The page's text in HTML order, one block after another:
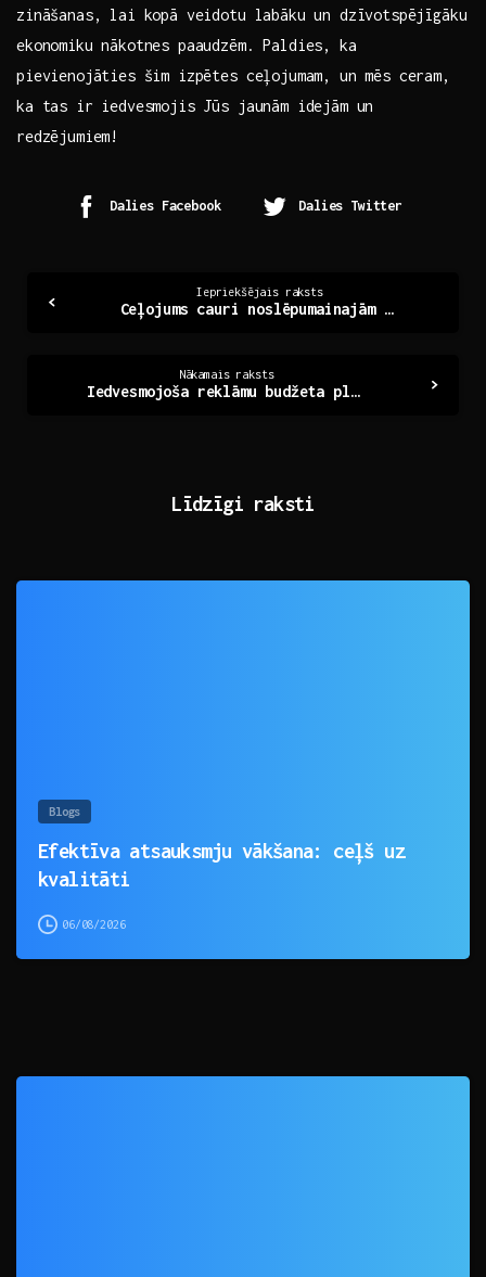
zināšanas, lai kopā veidotu labāku un dzīvotspējīgāku
ekonomiku nākotnes paaudzēm. ‌Paldies, ka
pievienojāties šim izpētes ceļojumam, un mēs ceram,
ka tas ir iedvesmojis Jūs jaunām idejām un
redzējumiem!
Dalies Facebook Dalies Twitter
Iepriekšējais raksts
Ceļojums cauri noslēpumainajām Latvijas ainavām
Nākamais raksts
Iedvesmojoša reklāmu budžeta plānošanas ceļvedis
Līdzīgi raksti
Blogs
Efektīva atsauksmju vākšana: ceļš uz
kvalitāti
06/08/2026